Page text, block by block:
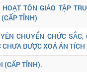
TÔN GIÁO TẬP
TỈNH)
CHUYỂN CHỨC
ĐƯỢC XOÁ ÁN
(CẤP TỈNH).